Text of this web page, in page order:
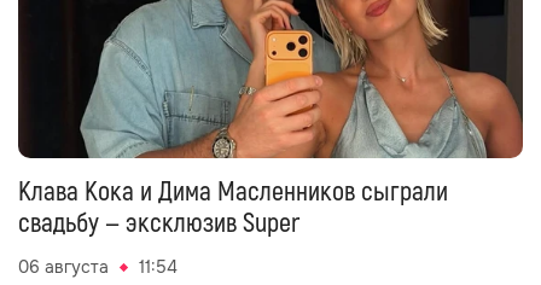
Клава Кока и Дима Масленников сыграли
свадьбу — эксклюзив Super
06 августа 11:54